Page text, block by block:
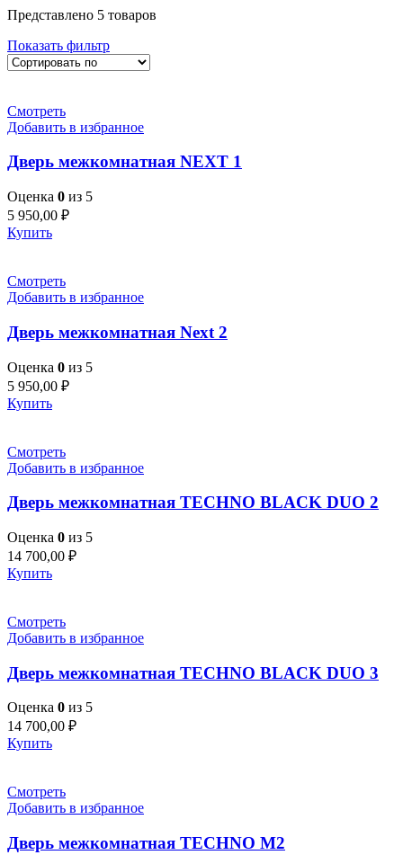
Представлено 5 товаров
Показать фильтр
Смотреть
Добавить в избранное
Дверь межкомнатная NEXT 1
Оценка 0 из 5
5 950,00 ₽
Купить
Смотреть
Добавить в избранное
Дверь межкомнатная Next 2
Оценка 0 из 5
5 950,00 ₽
Купить
Смотреть
Добавить в избранное
Дверь межкомнатная TECHNO BLACK DUO 2
Оценка 0 из 5
14 700,00 ₽
Купить
Смотреть
Добавить в избранное
Дверь межкомнатная TECHNO BLACK DUO 3
Оценка 0 из 5
14 700,00 ₽
Купить
Смотреть
Добавить в избранное
Дверь межкомнатная TECHNO M2